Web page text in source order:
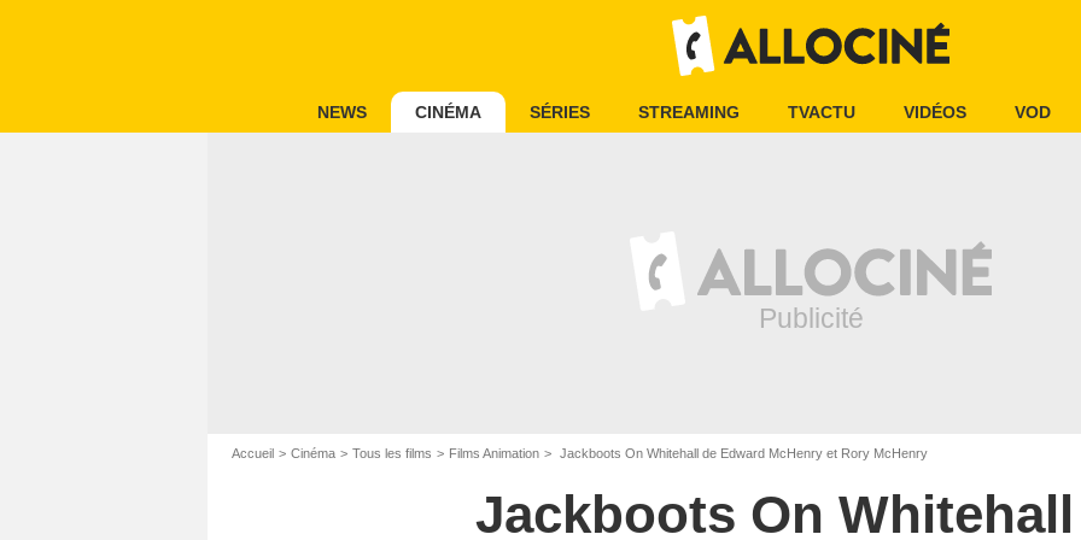
NEWS CINÉMA SÉRIES STREAMING TVACTU VIDÉOS VOD
Accueil Cinéma Tous les films Films Animation Jackboots On Whitehall de Edward McHenry et Rory McHenry
Jackboots On Whitehall